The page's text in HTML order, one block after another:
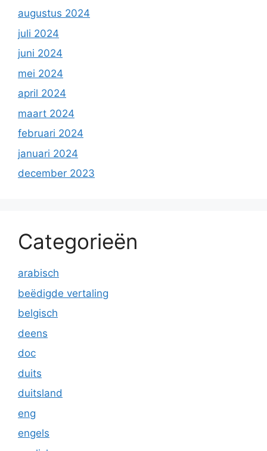
augustus 2024
juli 2024
juni 2024
mei 2024
april 2024
maart 2024
februari 2024
januari 2024
december 2023
Categorieën
arabisch
beëdigde vertaling
belgisch
deens
doc
duits
duitsland
eng
engels